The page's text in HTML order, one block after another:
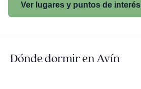
Ver lugares y puntos de interés
Dónde dormir en Avín